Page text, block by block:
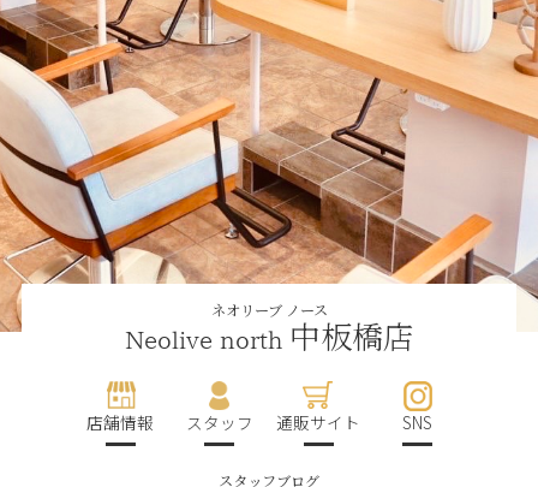
ネオリーブ ノース
Neolive north 中板橋店
店舗情報 スタッフ 通販サイト SNS
スタッフブログ